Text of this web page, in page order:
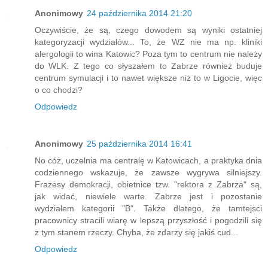
Anonimowy 24 października 2014 21:20
Oczywiście, że są, czego dowodem są wyniki ostatniej
kategoryzacji wydziałów... To, że WZ nie ma np. kliniki
alergologii to wina Katowic? Poza tym to centrum nie należy
do WLK. Z tego co słyszałem to Zabrze również buduje
centrum symulacji i to nawet większe niż to w Ligocie, więc
o co chodzi?
Odpowiedz
Anonimowy 25 października 2014 16:41
No cóż, uczelnia ma centralę w Katowicach, a praktyka dnia
codziennego wskazuje, że zawsze wygrywa silniejszy.
Frazesy demokracji, obietnice tzw. "rektora z Zabrza" są,
jak widać, niewiele warte. Zabrze jest i pozostanie
wydziałem kategorii "B". Także dlatego, że tamtejsci
pracownicy stracili wiarę w lepszą przyszłość i pogodzili się
z tym stanem rzeczy. Chyba, że zdarzy się jakiś cud...
Odpowiedz